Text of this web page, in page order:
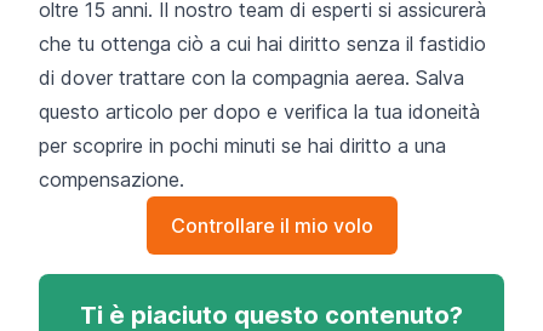
oltre 15 anni. Il nostro team di esperti si assicurerà
che tu ottenga ciò a cui hai diritto senza il fastidio
di dover trattare con la compagnia aerea. Salva
questo articolo per dopo e verifica la tua idoneità
per scoprire in pochi minuti se hai diritto a una
compensazione.
Controllare il mio volo
Ti è piaciuto questo contenuto?